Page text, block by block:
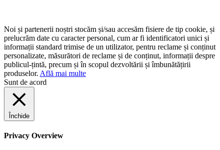
Noi și partenerii noștri stocăm și/sau accesăm fisiere de tip cookie, și
prelucrăm date cu caracter personal, cum ar fi identificatori unici și
informații standard trimise de un utilizator, pentru reclame și conținut
personalizate, măsurători de reclame și de conținut, informații despre
publicul-țintă, precum și în scopul dezvoltării și îmbunătățirii
produselor. Află mai multe
Sunt de acord
Închide
Privacy Overview